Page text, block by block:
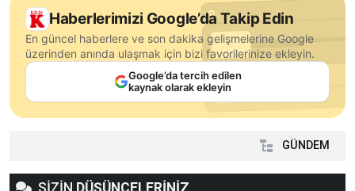
Haberlerimizi Google’da Takip Edin
En güncel haberlere ve son dakika gelişmelerine Google
üzerinden anında ulaşmak için bizi favorilerinize ekleyin.
Google’da tercih edilen
kaynak olarak ekleyin
GÜNDEM
SİZİN DÜŞÜNCELERİNİZ